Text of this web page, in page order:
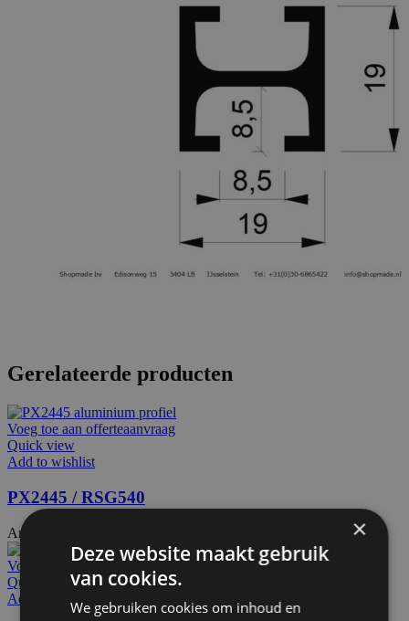
Gerelateerde producten
Voeg toe aan offerteaanvraag
Quick view
Add to wishlist
PX2445 / RSG540
Artikelnummer: 24850
Voeg toe aan offerteaanvraag
Quick view
Add to wishlist
×
Deze website maakt gebruik
van cookies.
We gebruiken cookies om inhoud en